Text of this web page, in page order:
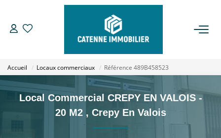
LOUER
ESTIMER
Accueil Locaux commerciaux Référence 489B458523
Local Commercial CREPY EN VALOIS -
20 M2 , Crepy En Valois